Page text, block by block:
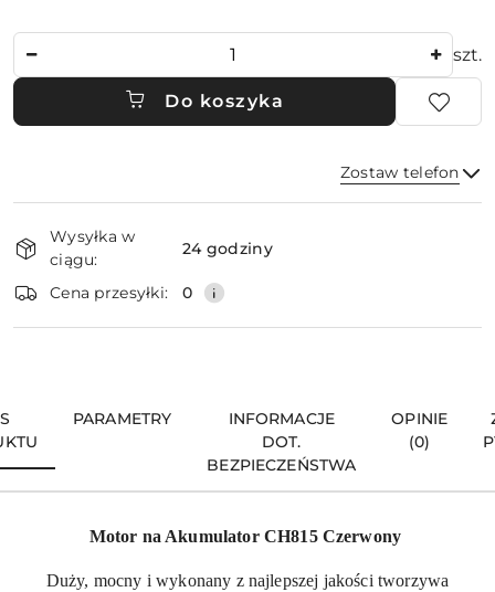
szt.
Do koszyka
Zostaw telefon
i
dostawa
Wysyłka w
ciągu:
24 godziny
Cena przesyłki: 0
PARAMETRY
INFORMACJE
DOT.
BEZPIECZEŃSTWA
OPINIE
(0)
Motor na Akumulator CH815 Czerwony
Duży, mocny i wykonany z najlepszej jakości tworzywa